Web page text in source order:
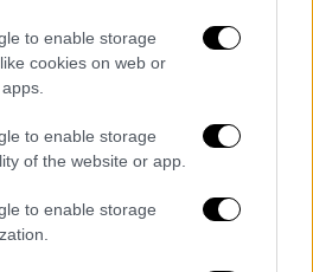
to enable storage
cookies on web or
to enable storage
of the website or app.
to enable storage
στο Ζάππειο
μετά την υπογραφή της
μεταξύ Exxon Mobil,